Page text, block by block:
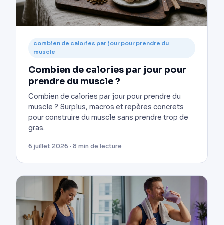
combien de calories par jour pour prendre du
muscle
Combien de calories par jour pour
prendre du muscle ?
Combien de calories par jour pour prendre du
muscle ? Surplus, macros et repères concrets
pour construire du muscle sans prendre trop de
gras.
6 juillet 2026 · 8 min de lecture